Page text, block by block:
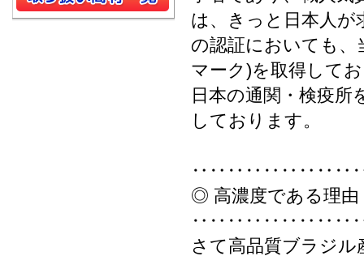
は、きっと日本人
の認証においても、
マーク)を取得して
日本の通関・検疫所
しております。
◎ 高濃度である理由
さて高品質ブラジ